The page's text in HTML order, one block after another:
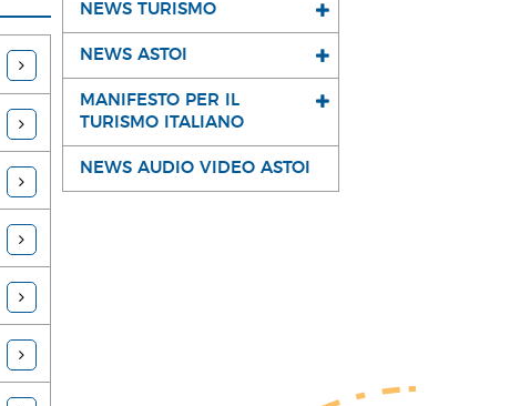
NEWS TURISMO
NEWS ASTOI
MANIFESTO PER IL
TURISMO ITALIANO
NEWS AUDIO VIDEO ASTOI